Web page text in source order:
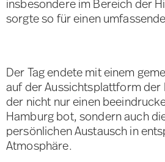
insbesondere im Bereich der
sorgte so für einen
Der Tag endete mit einem
auf der Aussichtsplattform der
der nicht nur einen
Hamburg bot, sondern auch
persönlichen Austausch in
Atmosphäre.